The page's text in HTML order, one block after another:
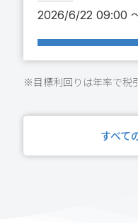
2026/6/22 09:00
※目標利回りは年率で税
すべて